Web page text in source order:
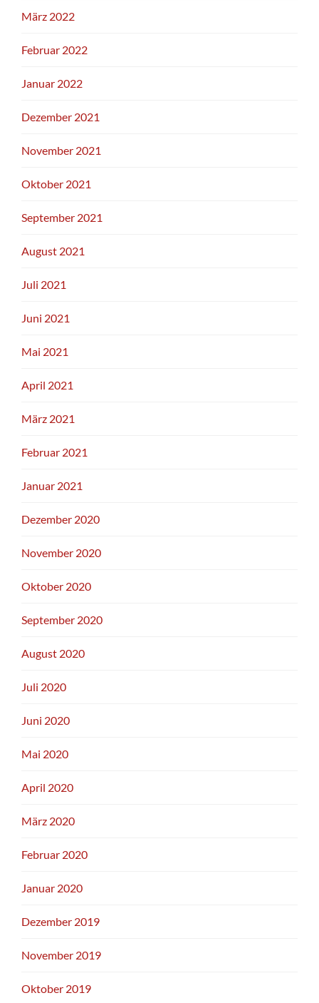
März 2022
Februar 2022
Januar 2022
Dezember 2021
November 2021
Oktober 2021
September 2021
August 2021
Juli 2021
Juni 2021
Mai 2021
April 2021
März 2021
Februar 2021
Januar 2021
Dezember 2020
November 2020
Oktober 2020
September 2020
August 2020
Juli 2020
Juni 2020
Mai 2020
April 2020
März 2020
Februar 2020
Januar 2020
Dezember 2019
November 2019
Oktober 2019